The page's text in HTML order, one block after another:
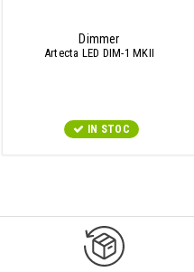
Dimmer
Artecta LED DIM-1 MKII
IN STOC